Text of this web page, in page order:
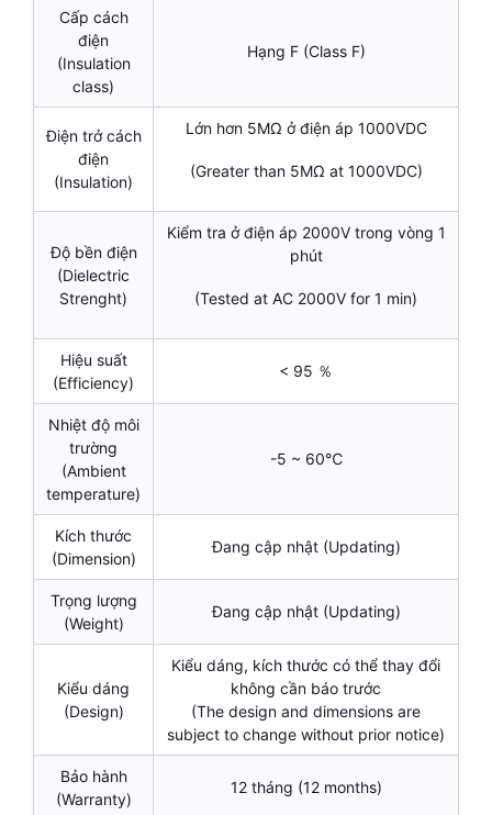
Cấp cách
điện
(Insulation
class)
Hạng F (Class F)
Điện trở cách
điện
(Insulation)
Lớn hơn 5MΩ ở điện áp 1000VDC
(Greater than 5MΩ at 1000VDC)
Độ bền điện
(Dielectric
Strenght)
Kiểm tra ở điện áp 2000V trong vòng 1
phút
(Tested at AC 2000V for 1 min)
Hiệu suất
(Efficiency)
< 95 ％
Nhiệt độ môi
trường
(Ambient
temperature)
-5 ~ 60℃
Kích thước
(Dimension)
Đang cập nhật (Updating)
Trọng lượng
(Weight)
Đang cập nhật (Updating)
Kiểu dáng
(Design)
Kiểu dáng, kích thước có thể thay đổi
không cần báo trước
(The design and dimensions are
subject to change without prior notice)
Bảo hành
(Warranty)
12 tháng (12 months)